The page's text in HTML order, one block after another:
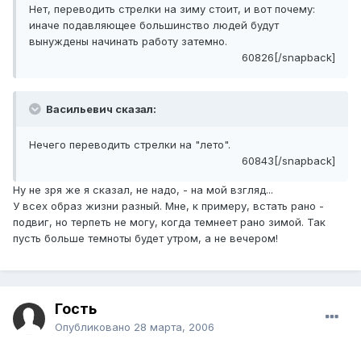
Нет, переводить стрелки на зиму стоит, и вот почему:
иначе подавляющее большинство людей будут
вынуждены начинать работу затемно.
60826[/snapback]
Васильевич сказал:
Нечего переводить стрелки на "лето".
60843[/snapback]
Ну не зря же я сказал, не надо, - на мой взгляд...
У всех образ жизни разный. Мне, к примеру, встать рано -
подвиг, но терпеть не могу, когда темнеет рано зимой. Так
пусть больше темноты будет утром, а не вечером!
Гость
Опубликовано 28 марта, 2006